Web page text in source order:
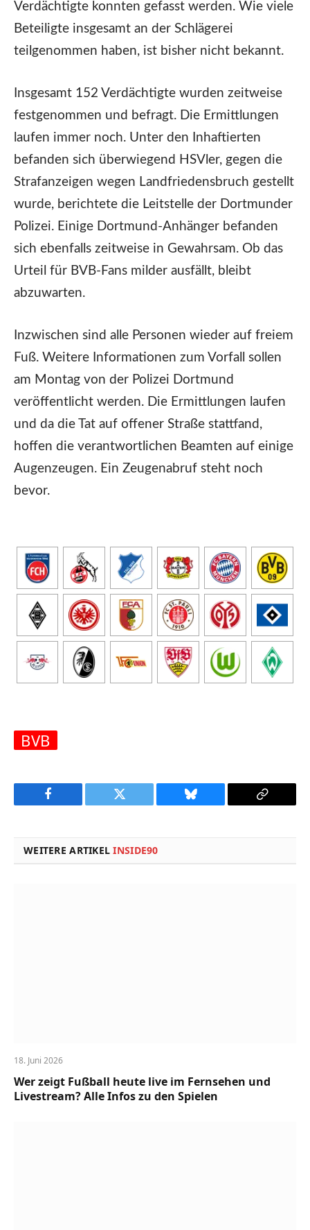
Verdächtigte konnten gefasst werden. Wie viele
Beteiligte insgesamt an der Schlägerei
teilgenommen haben, ist bisher nicht bekannt.
Insgesamt 152 Verdächtigte wurden zeitweise
festgenommen und befragt. Die Ermittlungen
laufen immer noch. Unter den Inhaftierten
befanden sich überwiegend HSVler, gegen die
Strafanzeigen wegen Landfriedensbruch gestellt
wurde, berichtete die Leitstelle der Dortmunder
Polizei. Einige Dortmund-Anhänger befanden
sich ebenfalls zeitweise in Gewahrsam. Ob das
Urteil für BVB-Fans milder ausfällt, bleibt
abzuwarten.
Inzwischen sind alle Personen wieder auf freiem
Fuß. Weitere Informationen zum Vorfall sollen
am Montag von der Polizei Dortmund
veröffentlicht werden. Die Ermittlungen laufen
und da die Tat auf offener Straße stattfand,
hoffen die verantwortlichen Beamten auf einige
Augenzeugen. Ein Zeugenabruf steht noch
bevor.
BVB
Facebook Twitter Bluesky
Copy
WEITERE ARTIKELINSIDE90
18. Juni 2026
Wer zeigt Fußball heute live im Fernsehen und
Livestream? Alle Infos zu den Spielen